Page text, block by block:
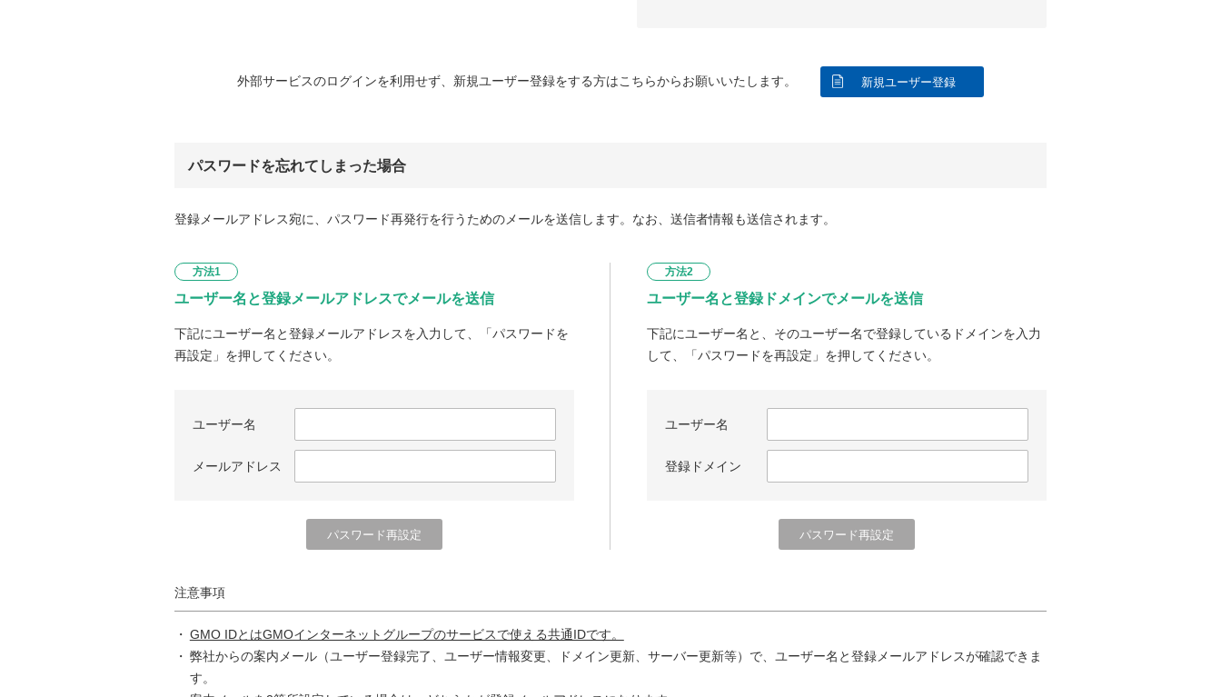
外部サービスのログインを利用せず、新規ユーザー登録をする方はこちらからお願いいたします。 新規ユーザー登録
パスワードを忘れてしまった場合
登録メールアドレス宛に、パスワード再発行を行うためのメールを送信します。なお、送信者情報も送信されます。
方法1
ユーザー名と登録メールアドレスでメールを送信
下記にユーザー名と登録メールアドレスを入力して、「パスワードを
再設定」を押してください。
ユーザー名
メールアドレス
方法2
ユーザー名と登録ドメインでメールを送信
下記にユーザー名と、そのユーザー名で登録しているドメインを入力
して、「パスワードを再設定」を押してください。
ユーザー名
登録ドメイン
注意事項
GMO IDとはGMOインターネットグループのサービスで使える共通IDです。
弊社からの案内メール（ユーザー登録完了、ユーザー情報変更、ドメイン更新、サーバー更新等）で、ユーザー名と登録メールアドレスが確認できま
す。